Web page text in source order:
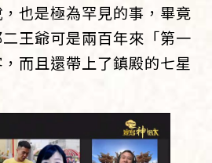
也是極為罕見的事，畢竟
王爺可是兩百年來「第一
而且還帶上了鎮殿的七星